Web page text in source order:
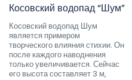
Косовский водопад “Шум”
Косовский водопад Шум
является примером
творческого влияния стихии. Он
после каждого наводнения
только увеличивается. Сейчас
его высота составляет 3 м,